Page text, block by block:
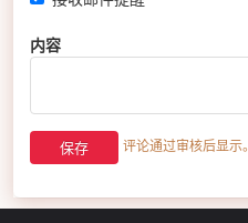
内容
评论通过审核后显示。